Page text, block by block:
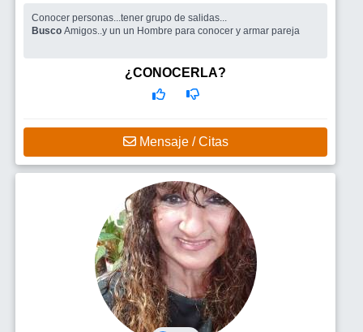
Conocer personas...tener grupo de salidas...
Busco Amigos..y un un Hombre para conocer y armar pareja
¿CONOCERLA?
Mensaje / Citas